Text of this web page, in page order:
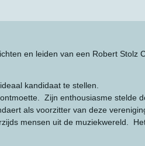
en leiden van een Robert Stolz
kandidaat te stellen.
Zijn enthousiasme stelde
als voorzitter van deze
mensen uit de muziekwereld.